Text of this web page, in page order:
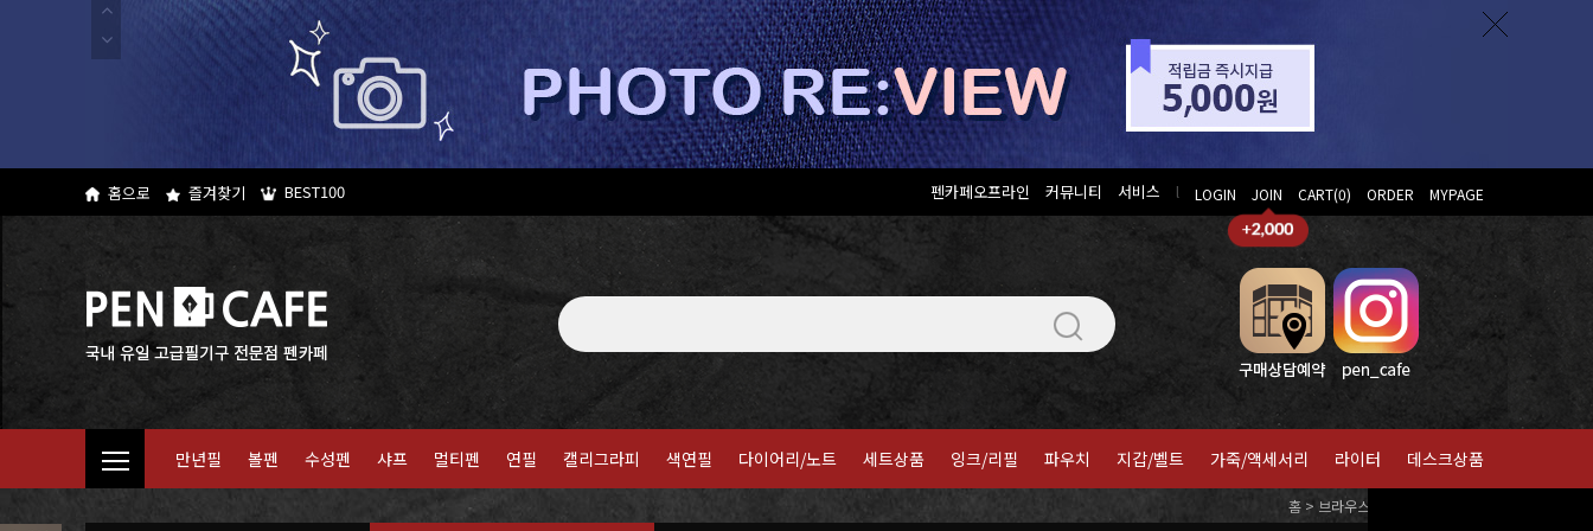
홈으로 즐겨찾기 BEST100 펜카페오프라인 커뮤니티 서비스 l LOGIN JOIN CART(0) ORDER MYPAGE
만년필 볼펜 수성펜 샤프 멀티펜 연필 캘리그라피 색연필 다이어리/노트 세트상품 잉크/리필 파우치 지갑/벨트 가죽/액세서리 라이터 데스크상품
홈 > 브라우스